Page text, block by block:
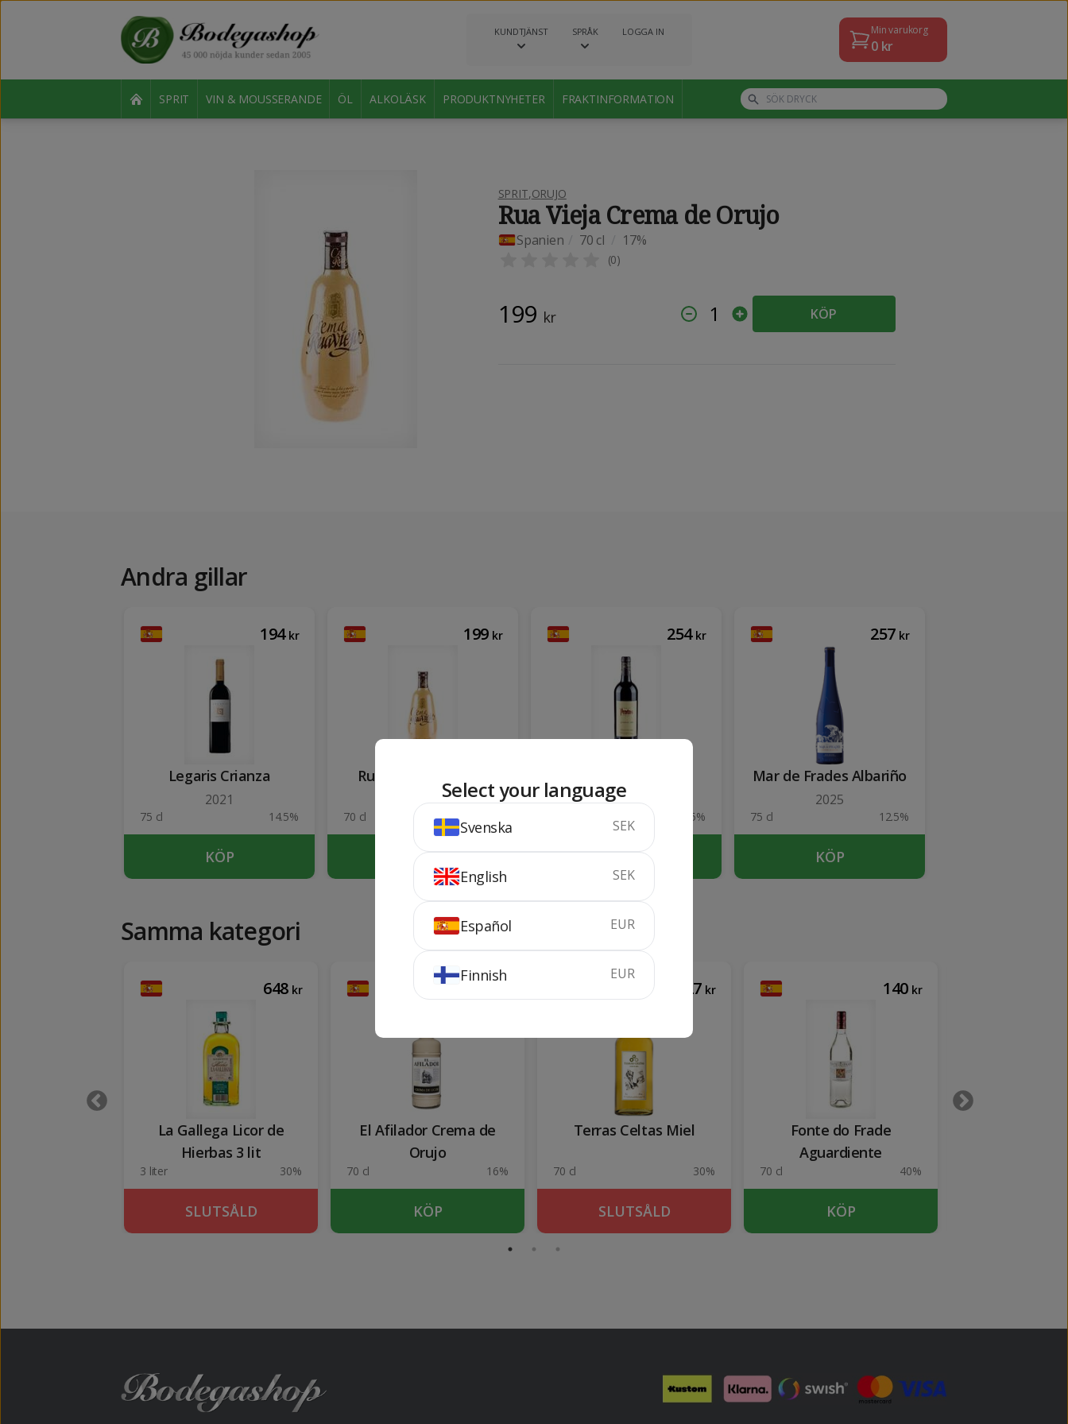
KUNDTJÄNST SPRÅK LOGGA IN Min varukorg
0kr
SPRIT VIN & MOUSSERANDE ÖL ALKOLÄSK PRODUKTNYHETER FRAKTINFORMATION
SPRIT,ORUJO
Rua Vieja Crema de Orujo
Spanien 70 cl 17%
(0)
199 kr 1 KÖP
Andra gillar
194 kr
Legaris Crianza
2021
75 cl 14.5%
KÖP
199 kr
Rua Vieja Crema de
Orujo
70 cl
KÖP
254 kr
2020
15%
KÖP
257 kr
Mar de Frades Albariño
2025
75 cl 12.5%
KÖP
Samma kategori
648 kr
La Gallega Licor de
Hierbas 3 lit
3 liter 30%
SLUTSÅLD
El Afilador Crema de
Orujo
70 cl 16%
KÖP
127 kr
Terras Celtas Miel
70 cl 30%
SLUTSÅLD
140 kr
Fonte do Frade
Aguardiente
70 cl 40%
KÖP
Select your language
Svenska SEK
English SEK
Español EUR
Finnish EUR